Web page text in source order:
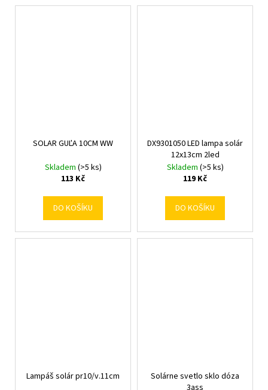
SOLAR GUĽA 10CM WW
Skladem (>5 ks)
113 Kč
DO KOŠÍKU
DX9301050 LED lampa solár
12x13cm 2led
Skladem (>5 ks)
119 Kč
DO KOŠÍKU
Lampáš solár pr10/v.11cm
Solárne svetlo sklo dóza